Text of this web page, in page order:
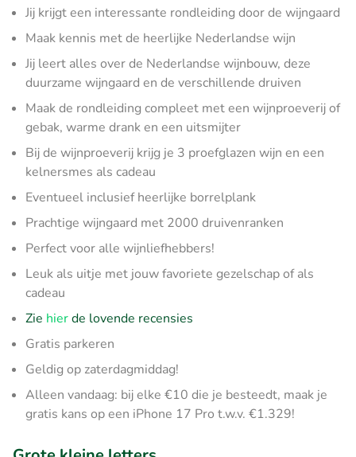
Jij krijgt een interessante rondleiding door de wijngaard
Maak kennis met de heerlijke Nederlandse wijn
Jij leert alles over de Nederlandse wijnbouw, deze
duurzame wijngaard en de verschillende druiven
Maak de rondleiding compleet met een wijnproeverij of
gebak, warme drank en een uitsmijter
Bij de wijnproeverij krijg je 3 proefglazen wijn en een
kelnersmes als cadeau
Eventueel inclusief heerlijke borrelplank
Prachtige wijngaard met 2000 druivenranken
Perfect voor alle wijnliefhebbers!
Leuk als uitje met jouw favoriete gezelschap of als
cadeau
Zie hierde lovende recensies
Gratis parkeren
Geldig op zaterdagmiddag!
Alleen vandaag: bij elke €10 die je besteedt, maak je
gratis kans op een iPhone 17 Pro t.w.v. €1.329!